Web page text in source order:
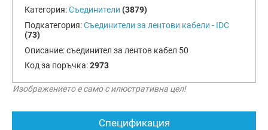
Категория:Съединители (3879)
Подкатегория:Съединители за лентови кабели - IDC
(73)
Описание:съединител за лентов кабел 50
Код за поръчка:2973
Изображението е само с илюстративна цел!
Спецификация